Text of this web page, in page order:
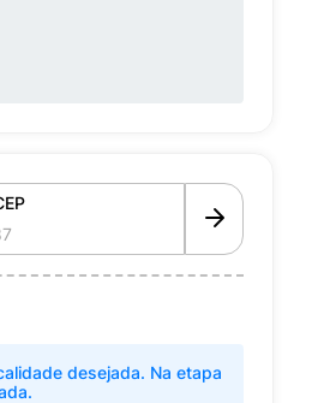
desejada. Na etapa